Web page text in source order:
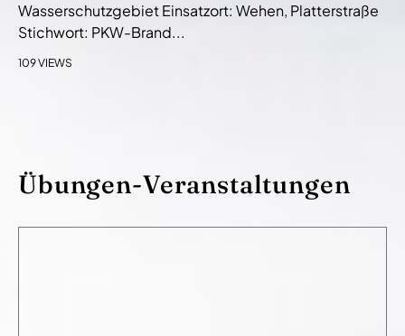
Wasserschutzgebiet Einsatzort: Wehen, Platterstraße
Stichwort: PKW-Brand...
109 VIEWS
Übungen-Veranstaltungen